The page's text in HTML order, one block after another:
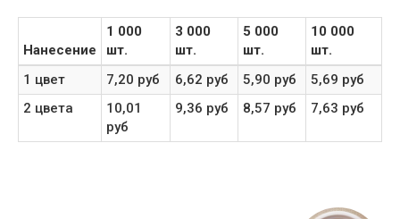
Нанесение
1 000
шт.
3 000
шт.
5 000
шт.
10 000
шт.
1 цвет
7,20 руб 6,62 руб 5,90 руб
5,69 руб
2 цвета
10,01
руб
9,36 руб 8,57 руб 7,63 руб